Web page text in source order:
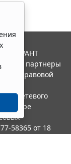
ГАРАНТ
и ее партнеры
правовой
сетевого
в сфере
58365 от 18